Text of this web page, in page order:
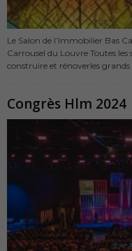
Le Salon de l’Immobilier Bas
Carrousel du Louvre Toutes
construire et rénoverles grands
Congrès Hlm 2024